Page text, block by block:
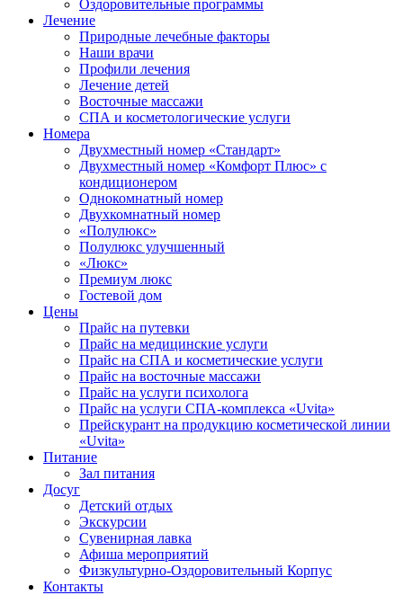
Оздоровительные программы
Лечение
Природные лечебные факторы
Наши врачи
Профили лечения
Лечение детей
Восточные массажи
СПА и косметологические услуги
Номера
Двухместный номер «Стандарт»
Двухместный номер «Комфорт Плюс» с
кондиционером
Однокомнатный номер
Двухкомнатный номер
«Полулюкс»
Полулюкс улучшенный
«Люкс»
Премиум люкс
Гостевой дом
Цены
Прайс на путевки
Прайс на медицинские услуги
Прайс на СПА и косметические услуги
Прайс на восточные массажи
Прайс на услуги психолога
Прайс на услуги СПА-комплекса «Uvita»
Прейскурант на продукцию косметической линии
«Uvita»
Питание
Зал питания
Досуг
Детский отдых
Экскурсии
Сувенирная лавка
Афиша мероприятий
Физкультурно-Оздоровительный Корпус
Контакты